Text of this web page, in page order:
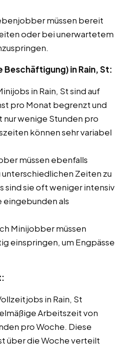
müssen bereit
oder bei unerwartetem
in Rain, St:
in Rain, St sind auf
pro Monat begrenzt und
nur wenige Stunden pro
können sehr variabel
müssen ebenfalls
unterschiedlichen Zeiten zu
sind sie oft weniger intensiv
eingebunden als
Minijobber müssen
einspringen, um Engpässe
in Rain, St
Arbeitszeit von
pro Woche. Diese
über die Woche verteilt